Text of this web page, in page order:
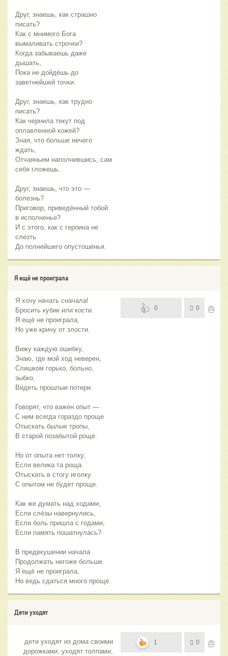
Друг, знаешь, как страшно
писать?
Как с мнимого Бога
вымаливать строчки?
Когда забываешь даже
дышать,
Пока не дойдёшь до
заветнейшей точки.
Друг, знаешь, как трудно
писать?
Как чернила текут под
оплавленной кожей?
Зная, что больше нечего
ждать,
Отчаяньем наполнившись, сам
себя гложешь.
Друг, знаешь, что это —
болезнь?
Приговор, приведённый тобой
в исполненье?
И с этого, как с героина не
слезть
До полнейшего опустошенья.
Я ещё не проиграла
Я хочу начать сначала!
Бросить кубик или кости.
Я ещё не проиграла,
Но уже кричу от злости.
Вижу каждую ошибку,
Знаю, где мой ход неверен,
Слишком горько, больно,
зыбко,
Видеть прошлые потери.
Говорят, что важен опыт —
С ним всегда гораздо проще
Отыскать былые тропы,
В старой позабытой роще.
Но от опыта нет толку,
Если велика та роща.
Отыскать в стогу иголку
С опытом не будет проще.
Как же думать над ходами,
Если слёзы навернулись,
Если боль пришла с годами,
Если память пошатнулась?
В предвкушении начала
Продолжать негоже больше.
Я ещё не проиграла,
Но ведь сдаться много проще.
0 0
Дети уходят
дети уходят из дома своими
дорожками, уходят толпами,
1 0